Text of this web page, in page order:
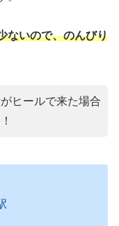
ないので、のんびり
ヒールで来た場合